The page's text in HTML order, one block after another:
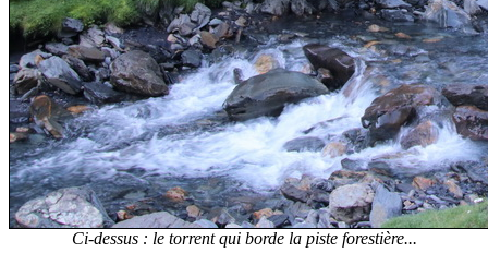
Ci-dessus : le torrent qui borde la piste forestière...